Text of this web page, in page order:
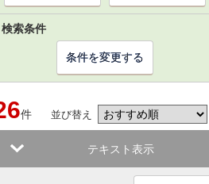
検索条件
条件を変更する
件 並び替え
テキスト表示